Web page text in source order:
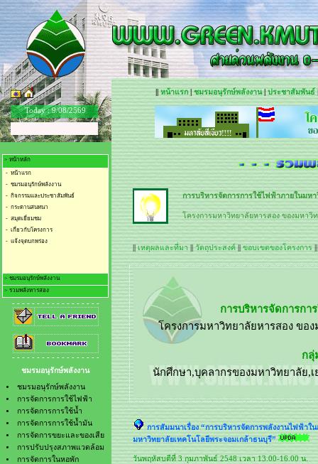
Today :9/08/2569
||หน้าแรก| ชมรมอนุรักษ์พลังงาน| ประชาสัมพันธ์
> หน้าหลัก
- หน้าแรก
- ชมรมอนุรักษ์พลังงาน
- กิจกรรมและประชาสัมพันธ์
- กระดานสนทนา
- สมุดเยี่ยมชม
- เกี่ยวกับโครงการ
- แจ้งจุดบกพร่อง
> ชมรมอนุรักษ์พลังงาน
- ชมรมอนุรักษ์พลังงาน
- การจัดการการใช้ไฟฟ้า
- การจัดการการใช้น้ำ
- การจัดการการใช้น้ำมัน
- การจัดการขยะและของเสีย
- การปรับปรุงสภาพแวดล้อม
- การจัดการในหอพัก
- มหาวิทยาลัยกับชุมชน
- กิจกรรมประชาสัมพันธ์
> รวมพลังหารสอง
- เก็บค่าไฟใส่กระเป๋า
- รวมพลัง.. น้ำหารสอง
- รวมพลังหยุดรถซดน้ำมัน
- นี่สิ.. บ้านหารสอง
- บทความพลังงาน
- เว็บไซต์ที่น่าสนใจ
- - - - - - - - - - - - - - - - - -
- - - - - - - - - - - - - - - - - -
ชมรมอนุรักษ์พลังงาน
ชมรมอนุรักษ์พลังงาน
การจัดการการใช้ไฟฟ้า
การจัดการการใช้น้ำ
การจัดการการใช้น้ำมัน
การจัดการขยะและของเสีย
การปรับปรุงสภาพแวดล้อม
การจัดการในหอพัก
การบริหารจัดการการใช้ไฟฟ้าภายในมห
โครงการมหาวิทยาลัยหารสอง ของมหาวิ
||เหตุผลและที่มา วัตถุประสงค์ ขอบเขตของโครงการ
การสัมมนาเรื่อง “การบริหารจัดการพลังงานไฟฟ้
มหาวิทยาลัยเทคโนโลยีพระจอมเกล้าธนบุรี”
วันพฤหัสบดีที่ 3 กุมภาพันธ์ 2548 เวลา 13.00-16.00 น.